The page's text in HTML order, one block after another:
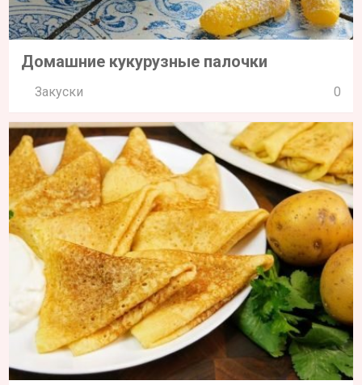
Домашние кукурузные палочки
Закуски 0